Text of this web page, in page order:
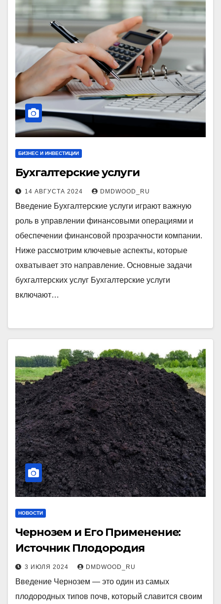
БИЗНЕС И ИНВЕСТИЦИИ
Бухгалтерские услуги
14 АВГУСТА 2024 DMDWOOD_RU
Введение Бухгалтерские услуги играют важную
роль в управлении финансовыми операциями и
обеспечении финансовой прозрачности компании.
Ниже рассмотрим ключевые аспекты, которые
охватывает это направление. Основные задачи
бухгалтерских услуг Бухгалтерские услуги
включают…
НОВОСТИ
Чернозем и Его Применение:
Источник Плодородия
3 ИЮЛЯ 2024 DMDWOOD_RU
Введение Чернозем — это один из самых
плодородных типов почв, который славится своим